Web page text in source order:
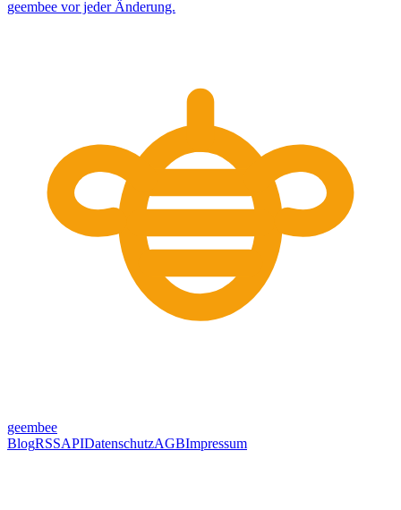
geembee vor jeder Änderung.
geembee
BlogRSSAPIDatenschutzAGBImpressum